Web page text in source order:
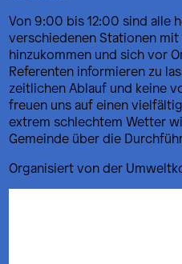
Von 9:00 bis 12:00 sind alle
verschiedenen Stationen
hinzukommen und sich vor
Referenten informieren zu
zeitlichen Ablauf und keine
freuen uns auf einen
extrem schlechtem Wetter
Gemeinde über die
Organisiert von der